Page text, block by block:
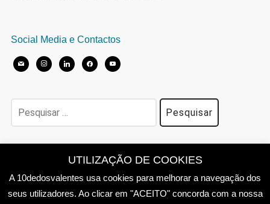
Social Media e Contactos
mail instagramlinkedinfacebookyoutube
por:
Política de PrivacidadeUTILIZAÇÃO DE COOKIES
A 10dedosvalentes usa cookies para melhorar a navegação dos
seus utilizadores. Ao clicar em "ACEITO" concorda com a nossa